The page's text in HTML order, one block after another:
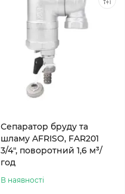
Сепаратор бруду та
шламу AFRISO, FAR201
3/4", поворотний 1,6 м³/
год
В наявності